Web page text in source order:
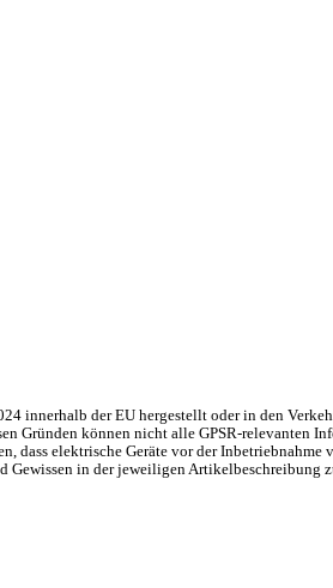
innerhalb der EU hergestellt oder in den
Gründen können nicht alle GPSR-relevanten
dass elektrische Geräte vor der Inbetriebnahme
Gewissen in der jeweiligen Artikelbeschreibung